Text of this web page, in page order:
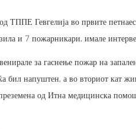
ТППЕ Гевгелија во првите
и 7 пожарникари, имале
за гаснење пожар на
бил напуштен, а во вториот кат
од Итна медицинска